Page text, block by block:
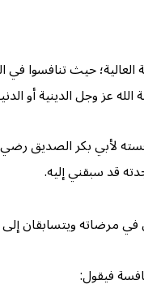
حيث تنافسوا
عز وجل الدينية أو
بكر الصديق رضي
قد سبقني إليه.
في مرضاته
فيقول: